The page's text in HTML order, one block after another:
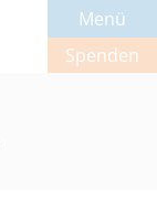
Menü
Spenden